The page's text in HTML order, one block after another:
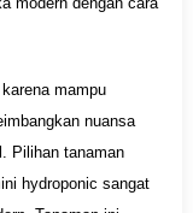
mampu
nuansa
Pilihan tanaman
hydroponic sangat